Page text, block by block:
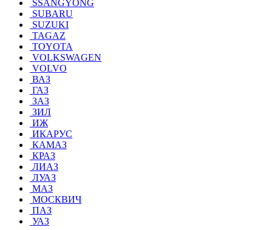
SSANGYONG
SUBARU
SUZUKI
TAGAZ
TOYOTA
VOLKSWAGEN
VOLVO
ВАЗ
ГАЗ
ЗАЗ
ЗИЛ
ИЖ
ИКАРУС
КАМАЗ
КРАЗ
ЛИАЗ
ЛУАЗ
МАЗ
МОСКВИЧ
ПАЗ
УАЗ